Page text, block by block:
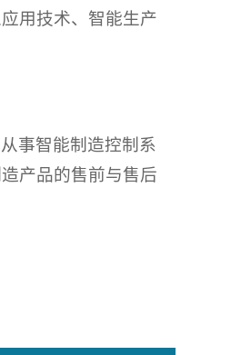
用技术、智能生产
事智能制造控制系
产品的售前与售后